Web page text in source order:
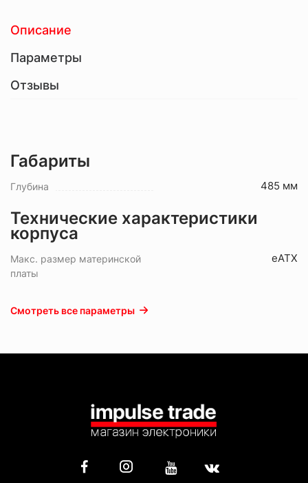
Описание
Параметры
Отзывы
Габариты
Глубина 485 мм
Технические характеристики
корпуса
Макс. размер материнской
платы
eATX
Смотреть все параметры